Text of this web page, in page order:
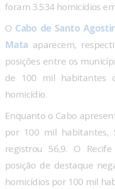
foram 3.534 homicídios
O Cabo de Santo
Mata aparecem,
posições entre os
de 100 mil habitantes
homicídio.
Enquanto o Cabo
por 100 mil habitantes,
registrou 56,9. O
posição de destaque
homicídios por 100 mil